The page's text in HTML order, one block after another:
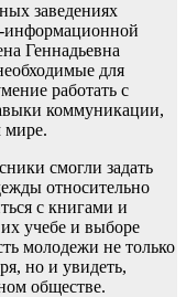
заведениях
информационной
Геннадьевна
для
работать с
коммуникации,
мире.
смогли задать
относительно
с книгами и
учебе и выборе
молодежи не только
но и увидеть,
обществе.